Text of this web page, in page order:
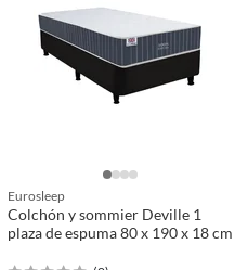
Eurosleep
Colchón y sommier Deville 1
plaza de espuma 80 x 190 x 18 cm